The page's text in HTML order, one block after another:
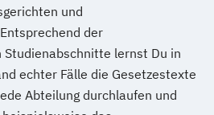
und
der
lernst Du in
echter Fälle die Gesetzestexte
Abteilung durchlaufen und